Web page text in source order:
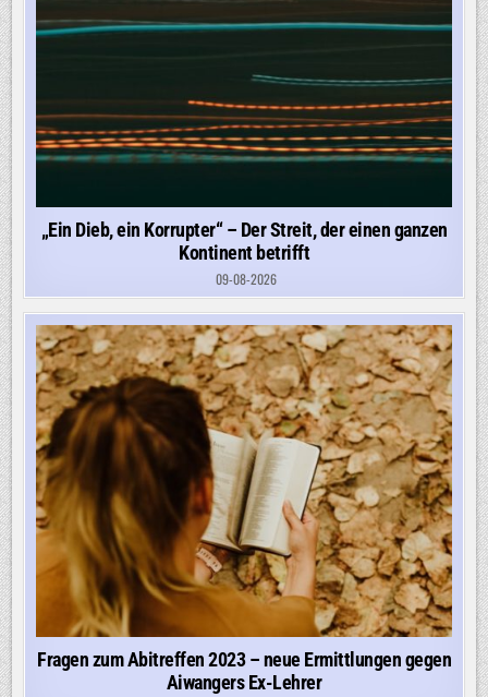
„Ein Dieb, ein Korrupter“ – Der Streit, der einen ganzen
Kontinent betrifft
09-08-2026
Fragen zum Abitreffen 2023 – neue Ermittlungen gegen
Aiwangers Ex-Lehrer